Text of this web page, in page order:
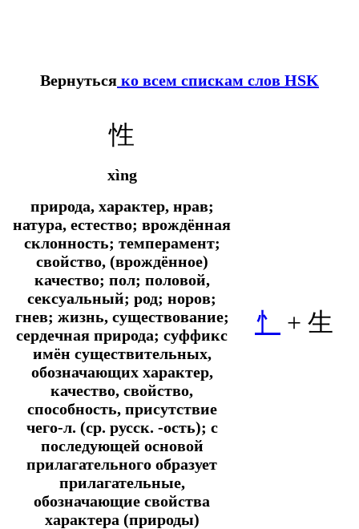
Вернуться ко всем спискам слов HSK
性
xìng
природа, характер, нрав;
натура, естество; врождённая
склонность; темперамент;
свойство, (врождённое)
качество; пол; половой,
сексуальный; род; норов;
гнев; жизнь, существование;
сердечная природа; суффикс
имён существительных,
обозначающих характер,
качество, свойство,
способность, присутствие
чего-л. (ср. русск. -ость); с
последующей основой
прилагательного образует
прилагательные,
обозначающие свойства
характера (природы)
忄 + 生